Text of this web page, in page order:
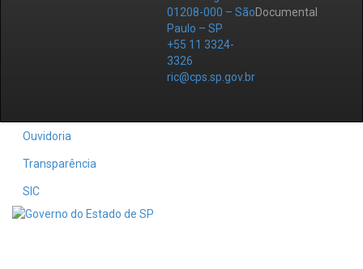
01208-000 – São
Paulo – SP
+55 11 3324-
3326
ric@cps.sp.gov.br
Documental
Ouvidoria
Transparência
SIC